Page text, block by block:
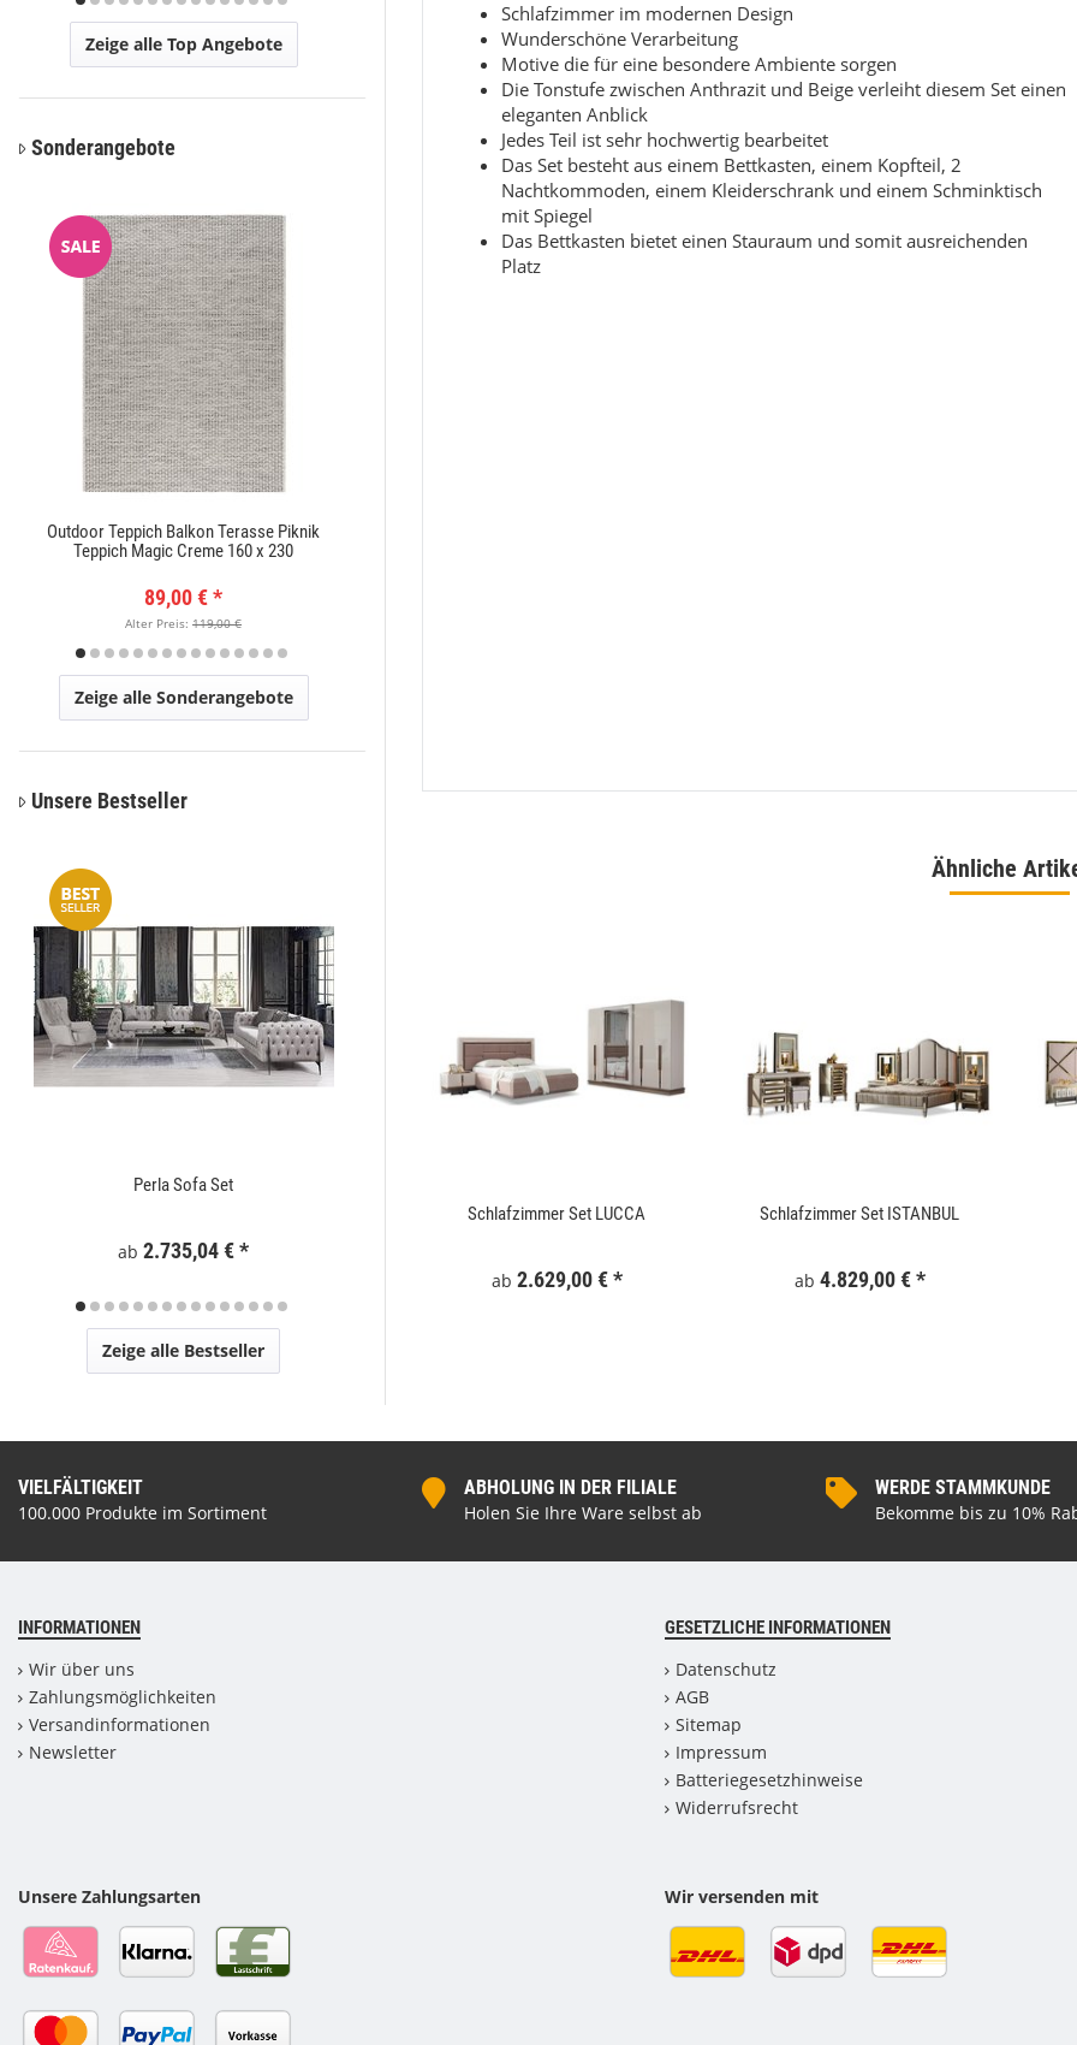
Schlafzimmer im modernen Design
Wunderschöne Verarbeitung
Motive die für eine besondere Ambiente sorgen
Die Tonstufe zwischen Anthrazit und Beige verleiht diesem Set einen
eleganten Anblick
Jedes Teil ist sehr hochwertig bearbeitet
Das Set besteht aus einem Bettkasten, einem Kopfteil, 2
Nachtkommoden, einem Kleiderschrank und einem Schminktisch
mit Spiegel
Das Bettkasten bietet einen Stauraum und somit ausreichenden
Platz
Ähnliche
Schlafzimmer Set LUCCA
ab 2.629,00 € *
Schlafzimmer Set ISTANBUL
ab 4.829,00 € *
Zeige alle Top Angebote
Sonderangebote
Outdoor Teppich Balkon Terasse Piknik
Teppich Magic Creme 160 x 230
89,00 €*
Alter Preis: 119,00 €
Zeige alle Sonderangebote
Unsere Bestseller
Perla Sofa Set
ab 2.735,04 €*
WA16
Zeige alle Bestseller
VIELFÄLTIGKEIT
100.000 Produkte im Sortiment
ABHOLUNG IN DER FILIALE
Holen Sie Ihre Ware selbst ab
WERDE STAMMKUNDE
Bekomme bis zu 10%
INFORMATIONEN
Wir über uns
Zahlungsmöglichkeiten
Versandinformationen
Newsletter
GESETZLICHE INFORMATIONEN
Datenschutz
AGB
Sitemap
Impressum
Batteriegesetzhinweise
Widerrufsrecht
Unsere Zahlungsarten Wir versenden mit